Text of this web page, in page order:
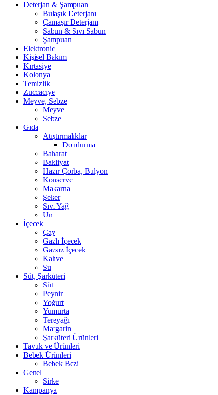
Deterjan & Şampuan
Bulaşık Deterjanı
Çamaşır Deterjanı
Sabun & Sıvı Sabun
Şampuan
Elektronic
Kişisel Bakım
Kırtasiye
Kolonya
Temizlik
Züccaciye
Meyve, Sebze
Meyve
Sebze
Gıda
Atıştırmalıklar
Dondurma
Baharat
Bakliyat
Hazır Çorba, Bulyon
Konserve
Makarna
Şeker
Sıvı Yağ
Un
İçecek
Çay
Gazlı İçecek
Gazsız İçecek
Kahve
Su
Süt, Şarküteri
Süt
Peynir
Yoğurt
Yumurta
Tereyağı
Margarin
Şarküteri Ürünleri
Tavuk ve Ürünleri
Bebek Ürünleri
Bebek Bezi
Genel
Sirke
Kampanya